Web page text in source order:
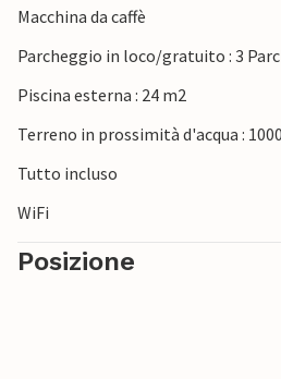
sentieri escursionistici e ciclabili.
settentrionale del Mediterraneo,
naturali e culturali.
Macchina da caffè
Parcheggio in loco/gratuito : 3
Piscina esterna : 24 m2
Terreno in prossimità d'acqua :
Tutto incluso
WiFi
Posizione